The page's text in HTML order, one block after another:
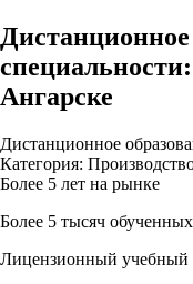
Ангарске
Дистанционное
Категория:
Более 5 лет на рынке
Более 5 тысяч
Лицензионный учебный